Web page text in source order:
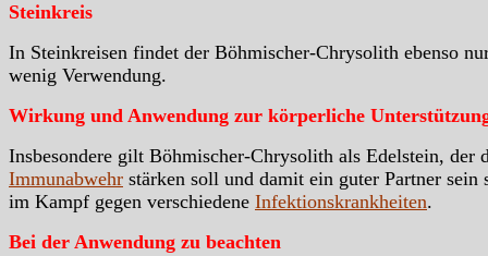
Steinkreis
In Steinkreisen findet der Böhmischer-Chrysolith ebenso
wenig Verwendung.
Wirkung und Anwendung zur körperliche
Insbesondere gilt Böhmischer-Chrysolith als Edelstein, der
Immunabwehr stärken soll und damit ein guter Partner sein
im Kampf gegen verschiedene Infektionskrankheiten.
Bei der Anwendung zu beachten